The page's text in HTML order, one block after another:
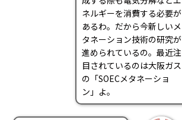
ネルギーを消費する必要が
あるわ。だから今新しいメ
タネーション技術の研究が
進められているの。最近注
目されているのは大阪ガス
の「SOECメタネーショ
ン」よ。